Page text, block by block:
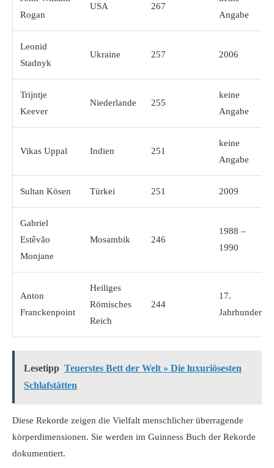
Rogan
USA 267
Angabe
Leonid
Stadnyk
Ukraine 257 2006
Trijntje
Keever
Niederlande 255
keine
Angabe
Vikas Uppal Indien 251
keine
Angabe
Sultan Kösen Türkei 251 2009
Gabriel
Estêvão
Monjane
Mosambik 246
1988 –
1990
Anton
Franckenpoint
Heiliges
Römisches
Reich
244
17.
Jahrhundert
Lesetipp Teuerstes Bett der Welt » Die luxuriösesten
Schlafstätten
Diese Rekorde zeigen die Vielfalt menschlicher überragende
körperdimensionen. Sie werden im Guinness Buch der Rekorde
dokumentiert.